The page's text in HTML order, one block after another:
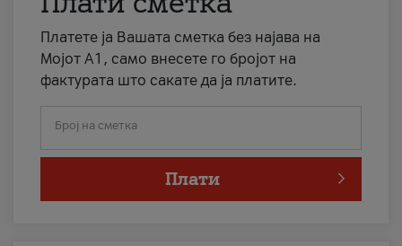
Платете ја Вашата сметка без најава на
Мојот А1, само внесете го бројот на
фактурата што сакате да ја платите.
Број на сметка
Плати